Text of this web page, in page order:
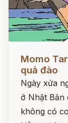
Momo
quả đào
Ngày xửa
ở Nhật Bản
không có